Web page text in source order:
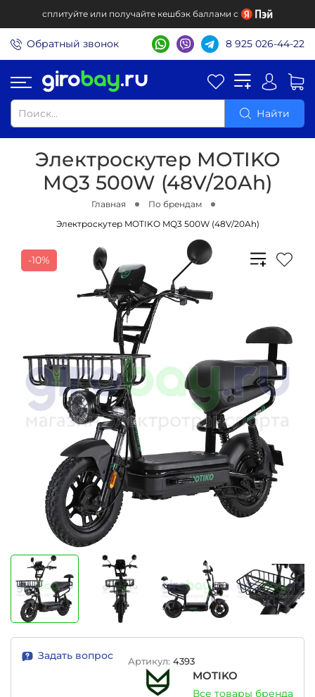
сплитуйте или получайте кешбэк баллами с
Обратный звонок 8 925 026-44-22
Найти
Электроскутер MOTIKO
MQ3 500W (48V/20Ah)
Главная
По брендам
Электроскутер MOTIKO MQ3 500W (48V/20Ah)
-10%
Задать вопрос Артикул: 4393
MOTIKO
Все товары бренда